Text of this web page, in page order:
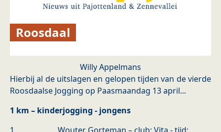
Roosdaal
Willy Appelmans
Hierbij al de uitslagen en gelopen tijden van de vierde
Roosdaalse Jogging op Paasmaandag 13 april...
1 km – kinderjogging - jongens